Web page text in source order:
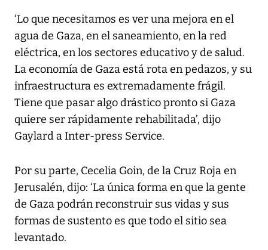
‘Lo que necesitamos es ver una mejora en el
agua de Gaza, en el saneamiento, en la red
eléctrica, en los sectores educativo y de salud.
La economía de Gaza está rota en pedazos, y su
infraestructura es extremadamente frágil.
Tiene que pasar algo drástico pronto si Gaza
quiere ser rápidamente rehabilitada’, dijo
Gaylard a Inter-press Service.
Por su parte, Cecelia Goin, de la Cruz Roja en
Jerusalén, dijo: ‘La única forma en que la gente
de Gaza podrán reconstruir sus vidas y sus
formas de sustento es que todo el sitio sea
levantado.